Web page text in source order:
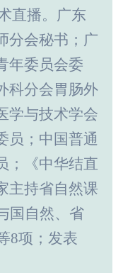
直播。广东
分会秘书；广
年委员会委
科分会胃肠外
学与技术学会
员；中国普通
；《中华结直
主持省自然课
国自然、省
8项；发表